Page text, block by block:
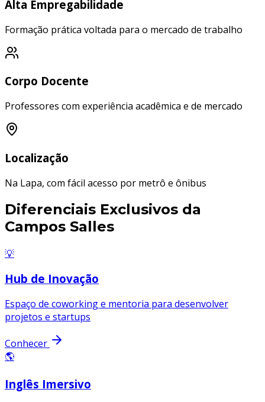
Alta Empregabilidade
Formação prática voltada para o mercado de trabalho
Corpo Docente
Professores com experiência acadêmica e de mercado
Localização
Na Lapa, com fácil acesso por metrô e ônibus
Diferenciais Exclusivos da
Campos Salles
💡
Hub de Inovação
Espaço de coworking e mentoria para desenvolver
projetos e startups
Conhecer
🌎
Inglês Imersivo